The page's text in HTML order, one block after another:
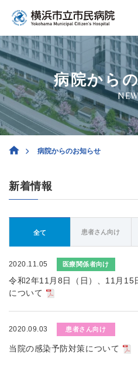
病院から
病院からのお知らせ
新着情報
全て 患者さん向け
2020.11.05 医療関係者向け
令和2年11月8日（日）、11月15
について
2020.09.03 患者さん向け
当院の感染予防対策について